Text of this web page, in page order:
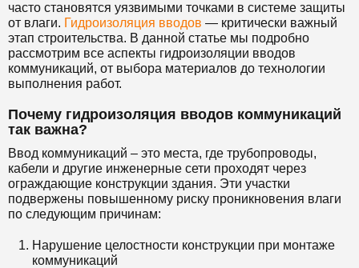
часто становятся уязвимыми точками в системе защиты
от влаги. Гидроизоляция вводов — критически важный
этап строительства. В данной статье мы подробно
рассмотрим все аспекты гидроизоляции вводов
коммуникаций, от выбора материалов до технологии
выполнения работ.
Почему гидроизоляция вводов коммуникаций
так важна?
Ввод коммуникаций – это места, где трубопроводы,
кабели и другие инженерные сети проходят через
ограждающие конструкции здания. Эти участки
подвержены повышенному риску проникновения влаги
по следующим причинам:
Нарушение целостности конструкции при монтаже
коммуникаций